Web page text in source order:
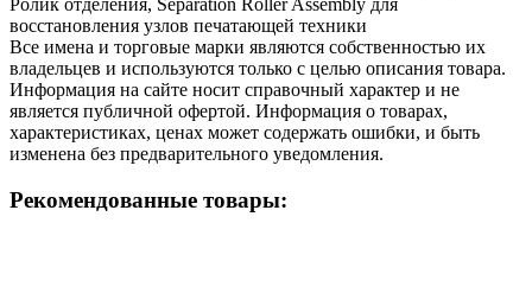
восстановления узлов печатающей техники
Все имена и торговые марки являются собственностью их
владельцев и используются только с целью описания товара.
Информация на сайте носит справочный характер и не
является публичной офертой. Информация о товарах,
характеристиках, ценах может содержать ошибки, и быть
изменена без предварительного уведомления.
Рекомендованные товары: